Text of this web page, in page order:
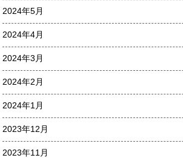
2024年5月
2024年4月
2024年3月
2024年2月
2024年1月
2023年12月
2023年11月